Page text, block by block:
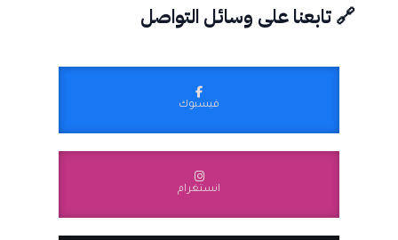
🔗 تابعنا على وسائل التواصل
فيسبوك
انستغرام